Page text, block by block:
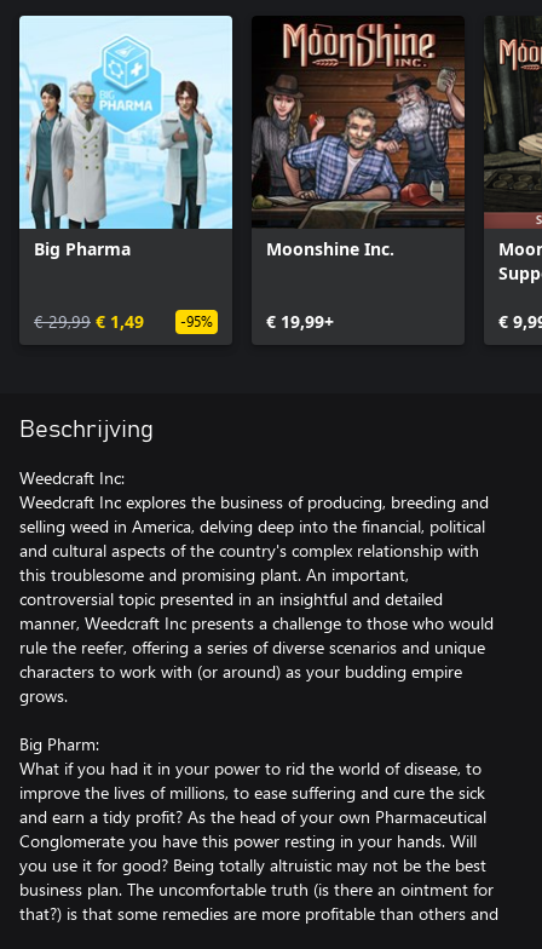
Big Pharma
€ 29,99 € 1,49 -95%
Moonshine Inc.
€ 19,99+ €
Beschrijving
Weedcraft Inc:
Weedcraft Inc explores the business of producing, breeding and
selling weed in America, delving deep into the financial, political
and cultural aspects of the country's complex relationship with
this troublesome and promising plant. An important,
controversial topic presented in an insightful and detailed
manner, Weedcraft Inc presents a challenge to those who would
rule the reefer, offering a series of diverse scenarios and unique
characters to work with (or around) as your budding empire
grows.
Big Pharm:
What if you had it in your power to rid the world of disease, to
improve the lives of millions, to ease suffering and cure the sick
and earn a tidy profit? As the head of your own Pharmaceutical
Conglomerate you have this power resting in your hands. Will
you use it for good? Being totally altruistic may not be the best
business plan. The uncomfortable truth (is there an ointment for
that?) is that some remedies are more profitable than others and